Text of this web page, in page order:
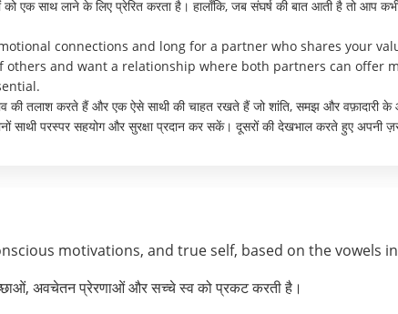
को एक साथ लाने के लिए प्रेरित करता है। हालाँकि, जब संघर्ष की बात आती है तो
connections and long for a partner who shares your
others and want a relationship where both partners can offer
की तलाश करते हैं और एक ऐसे साथी की चाहत रखते हैं जो शांति, समझ और वफ़ादारी
साथी परस्पर सहयोग और सुरक्षा प्रदान कर सकें। दूसरों की देखभाल करते हुए अपनी
motivations, and true self, based on the vowels
अवचेतन प्रेरणाओं और सच्चे स्व को प्रकट करती है।